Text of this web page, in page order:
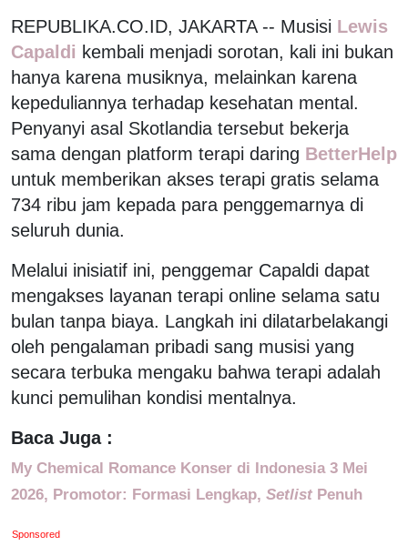
REPUBLIKA.CO.ID, JAKARTA -- Musisi Lewis
Capaldi kembali menjadi sorotan, kali ini bukan
hanya karena musiknya, melainkan karena
kepeduliannya terhadap kesehatan mental.
Penyanyi asal Skotlandia tersebut bekerja
sama dengan platform terapi daring BetterHelp
untuk memberikan akses terapi gratis selama
734 ribu jam kepada para penggemarnya di
seluruh dunia.
Melalui inisiatif ini, penggemar Capaldi dapat
mengakses layanan terapi online selama satu
bulan tanpa biaya. Langkah ini dilatarbelakangi
oleh pengalaman pribadi sang musisi yang
secara terbuka mengaku bahwa terapi adalah
kunci pemulihan kondisi mentalnya.
Baca Juga :
My Chemical Romance Konser di Indonesia 3 Mei
2026, Promotor: Formasi Lengkap, Setlist Penuh
Sponsored